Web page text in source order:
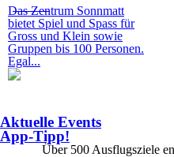
und Dart
Das Zentrum Sonnmatt
bietet Spiel und Spass für
Gross und Klein sowie
Gruppen bis 100 Personen.
Egal...
Aktuelle Events
App-Tipp!
Über 500 Ausflugsziele